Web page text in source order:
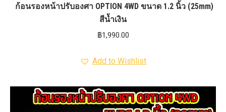
ก้อนรองหน้าปรับองศา OPTION 4WD ขนาด 1.2 นิ้ว (25mm)
สีน้ำเงิน
฿1,990.00
Add to Wishlist